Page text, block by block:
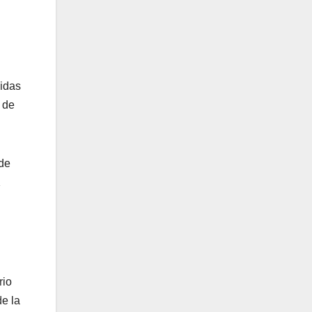
de
la